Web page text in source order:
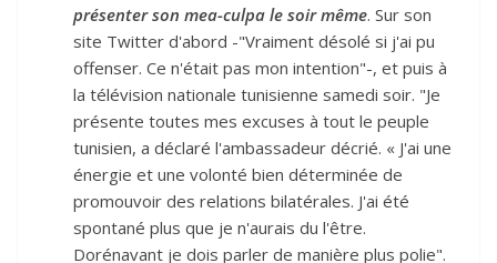
présenter son mea-culpa le soir même. Sur son
site Twitter d'abord -"Vraiment désolé si j'ai pu
offenser. Ce n'était pas mon intention"-, et puis à
la télévision nationale tunisienne samedi soir. "Je
présente toutes mes excuses à tout le peuple
tunisien, a déclaré l'ambassadeur décrié. « J'ai une
énergie et une volonté bien déterminée de
promouvoir des relations bilatérales. J'ai été
spontané plus que je n'aurais du l'être.
Dorénavant je dois parler de manière plus polie".